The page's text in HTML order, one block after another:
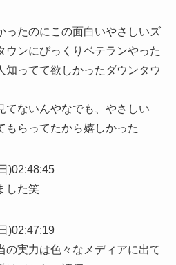
ったのにこの面白いやさしいズ
ウンにびっくりベテランやった
知ってて欲しかったダウンタウ
てないんやなでも、やさしい
もらってたから嬉しかった
)02:48:45
した笑
)02:47:19
の実力は色々なメディアに出て